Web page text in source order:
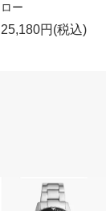
ロー
25,180円(税込)